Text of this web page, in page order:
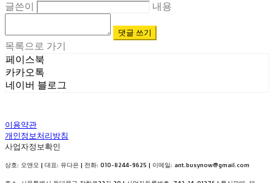
글쓴이
내용
댓글 쓰기
목록으로 가기
페이스북
카카오톡
네이버 블로그
이용약관
개인정보처리방침
사업자정보확인
상호: 오앤오 | 대표: 유다은 | 전화: 010-8244-9625 | 이메일: ant.busynow@gmail.com